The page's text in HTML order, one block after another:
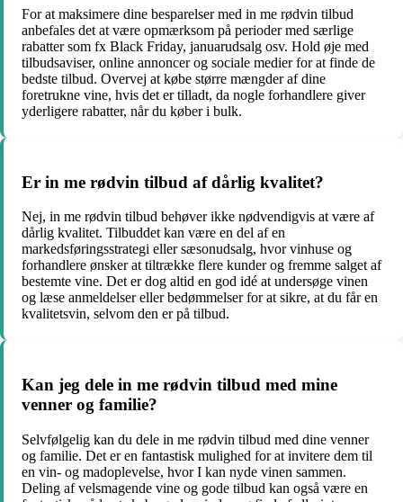
For at maksimere dine besparelser med in me rødvin tilbud
anbefales det at være opmærksom på perioder med særlige
rabatter som fx Black Friday, januarudsalg osv. Hold øje med
tilbudsaviser, online annoncer og sociale medier for at finde de
bedste tilbud. Overvej at købe større mængder af dine
foretrukne vine, hvis det er tilladt, da nogle forhandlere giver
yderligere rabatter, når du køber i bulk.
Er in me rødvin tilbud af dårlig kvalitet?
Nej, in me rødvin tilbud behøver ikke nødvendigvis at være af
dårlig kvalitet. Tilbuddet kan være en del af en
markedsføringsstrategi eller sæsonudsalg, hvor vinhuse og
forhandlere ønsker at tiltrække flere kunder og fremme salget af
bestemte vine. Det er dog altid en god idé at undersøge vinen
og læse anmeldelser eller bedømmelser for at sikre, at du får en
kvalitetsvin, selvom den er på tilbud.
Kan jeg dele in me rødvin tilbud med mine
venner og familie?
Selvfølgelig kan du dele in me rødvin tilbud med dine venner
og familie. Det er en fantastisk mulighed for at invitere dem til
en vin- og madoplevelse, hvor I kan nyde vinen sammen.
Deling af velsmagende vine og gode tilbud kan også være en